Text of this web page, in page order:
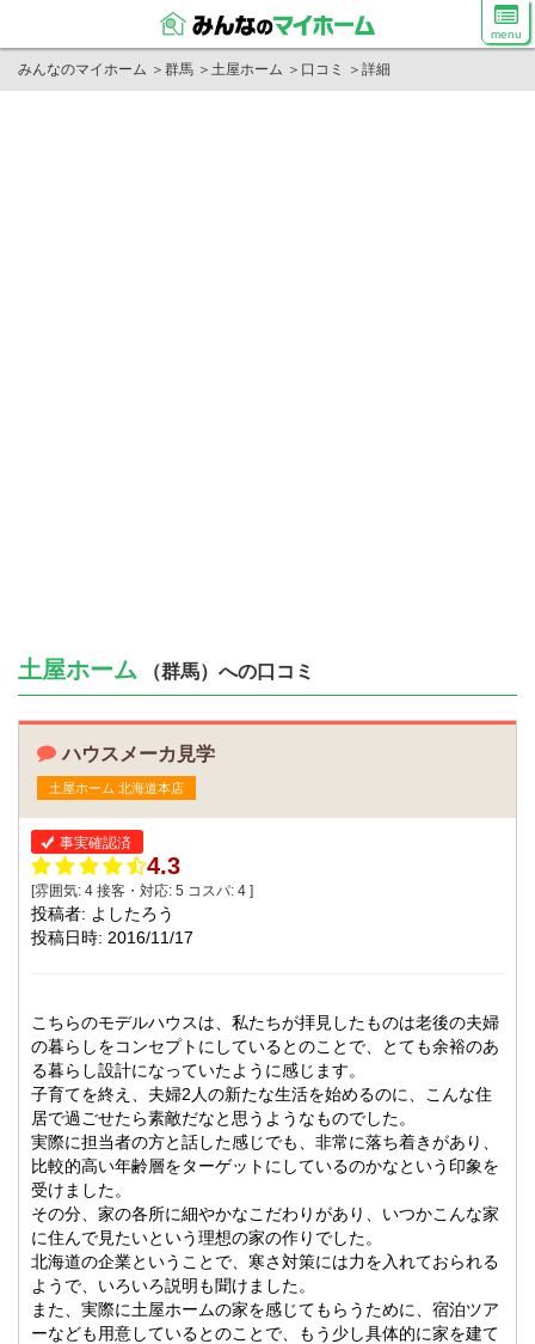
menu
みんなのマイホーム ＞ 群馬 ＞ 土屋ホーム ＞ 口コミ ＞ 詳細
土屋ホーム （群馬）への口コミ
ハウスメーカ見学
土屋ホーム 北海道本店
事実確認済
4.3
[雰囲気: 4 接客・対応: 5 コスパ: 4 ]
投稿者: よしたろう
投稿日時: 2016/11/17
こちらのモデルハウスは、私たちが拝見したものは老後の夫婦
の暮らしをコンセプトにしているとのことで、とても余裕のあ
る暮らし設計になっていたように感じます。
子育てを終え、夫婦2人の新たな生活を始めるのに、こんな住
居で過ごせたら素敵だなと思うようなものでした。
実際に担当者の方と話した感じでも、非常に落ち着きがあり、
比較的高い年齢層をターゲットにしているのかなという印象を
受けました。
その分、家の各所に細やかなこだわりがあり、いつかこんな家
に住んで見たいという理想の家の作りでした。
北海道の企業ということで、寒さ対策には力を入れておられる
ようで、いろいろ説明も聞けました。
また、実際に土屋ホームの家を感じてもらうために、宿泊ツア
ーなども用意しているとのことで、もう少し具体的に家を建て